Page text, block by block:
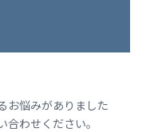
お悩みがありました
合わせください。